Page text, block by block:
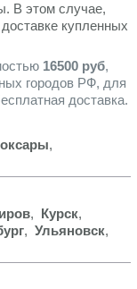
В этом случае,
купленных
16500 руб,
городов РФ, для
доставка.
,
, Курск,
, Ульяновск,